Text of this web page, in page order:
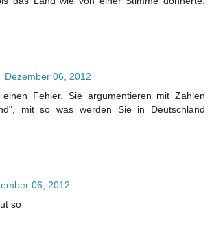
Dezember 06, 2012
Fehler. Sie argumentieren mit Zahlen
mit so was werden Sie in Deutschland
06, 2012
so